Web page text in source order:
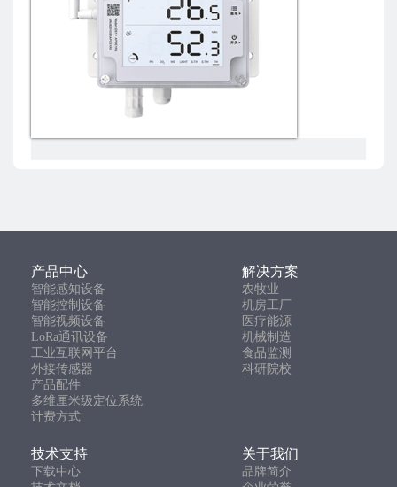
产品中心 解决方案
智能感知设备
农牧业
智能控制设备
机房工厂
智能视频设备
医疗能源
LoRa通讯设备
机械制造
工业互联网平台
食品监测
外接传感器
科研院校
产品配件
多维厘米级定位系统
计费方式
技术支持 关于我们
下载中心
品牌简介